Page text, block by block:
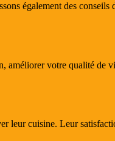
également des conseils
améliorer votre qualité de
cuisine. Leur